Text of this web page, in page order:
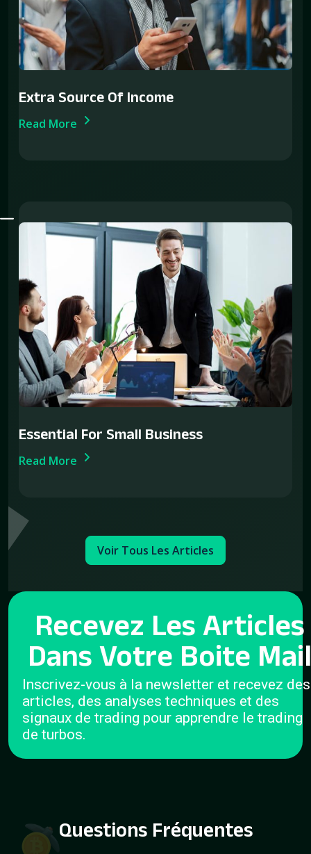
Extra Source Of Income
Read More
Essential For Small Business
Read More
Voir Tous Les Articles
Recevez Les Articles
Dans Votre Boite Mail
Inscrivez-vous à la newsletter et recevez des
articles, des analyses techniques et des
signaux de trading pour apprendre le trading
de turbos.
Questions Fréquentes